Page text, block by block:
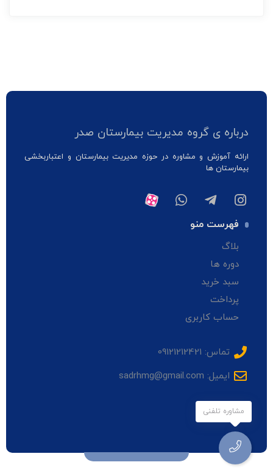
درباره ی گروه مدیریت بیمارستان صدر
ارائه آموزش و مشاوره در حوزه مدیریت بیمارستان و اعتباربخشی
بیمارستان ها
فهرست منو
بلاگ
دوره ها
سبد خرید
پرداخت
حساب کاربری
تماس: 09121212421
ایمیل: sadrhmg@gmail.com
مشاوره تلفنی